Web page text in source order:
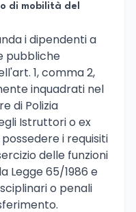
di mobilità del
i dipendenti a
pubbliche
1, comma 2,
inquadrati nel
di Polizia
Istruttori o ex
i requisiti
delle funzioni
Legge 65/1986 e
o penali